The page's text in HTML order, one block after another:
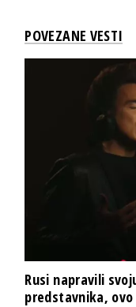
POVEZANE VESTI
Rusi napravili
predstavnika,